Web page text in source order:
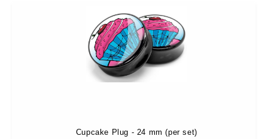
Cupcake Plug - 24 mm (per set)